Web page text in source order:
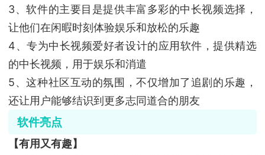
3、软件的主要目是提供丰富多彩的中长视频选择，
让他们在闲暇时刻体验娱乐和放松的乐趣
4、专为中长视频爱好者设计的应用软件，提供精选
的中长视频，用于娱乐和消遣
5、这种社区互动的氛围，不仅增加了追剧的乐趣，
还让用户能够结识到更多志同道合的朋友
软件亮点
【有用又有趣】